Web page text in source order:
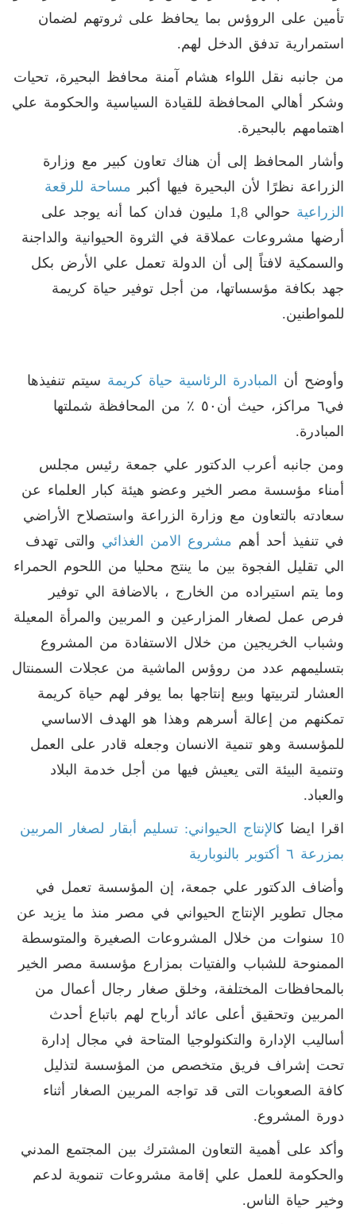
تأمين على الروؤس بما يحافظ على ثروتهم لضمان
استمرارية تدفق الدخل لهم.
من جانبه نقل اللواء هشام آمنة محافظ البحيرة، تحيات
وشكر أهالي المحافظة للقيادة السياسية والحكومة علي
اهتمامهم بالبحيرة.
وأشار المحافظ إلى أن هناك تعاون كبير مع وزارة
الزراعة نظرًا لأن البحيرة فيها أكبر مساحة للرقعة
الزراعية
حوالي 1,8 مليون فدان كما أنه يوجد على
أرضها مشروعات عملاقة في الثروة الحيوانية والداجنة
والسمكية لافتاً إلى أن الدولة تعمل علي الأرض بكل
جهد بكافة مؤسساتها، من أجل توفير حياة كريمة
للمواطنين.
وأوضح أن المبادرة الرئاسية حياة كريمة سيتم تنفيذها
في٦ مراكز، حيث أن٥٠ ٪ من المحافظة شملتها
المبادرة.
ومن جانبه أعرب الدكتور علي جمعة رئيس مجلس
أمناء مؤسسة مصر الخير وعضو هيئة كبار العلماء عن
سعادته بالتعاون مع وزارة الزراعة واستصلاح الأراضي
في تنفيذ أحد أهم مشروع الامن الغذائي والتى تهدف
الي تقليل الفجوة بين ما ينتج محليا من اللحوم الحمراء
وما يتم استيراده من الخارج ، بالاضافة الي توفير
فرص عمل لصغار المزارعين و المربين والمرأة المعيلة
وشباب الخريجين من خلال الاستفادة من المشروع
بتسليمهم عدد من روؤس الماشية من عجلات السمنتال
العشار لتربيتها وبيع إنتاجها بما يوفر لهم حياة كريمة
تمكنهم من إعالة أسرهم وهذا هو الهدف الاساسي
للمؤسسة وهو تنمية الانسان وجعله قادر على العمل
وتنمية البيئة التى يعيش فيها من أجل خدمة البلاد
والعباد.
اقرا ايضا كالإنتاج الحيواني: تسليم أبقار لصغار المربين
بمزرعة ٦ أكتوبر بالنوبارية
وأضاف الدكتور علي جمعة، إن المؤسسة تعمل في
مجال تطوير الإنتاج الحيواني في مصر منذ ما يزيد عن
10 سنوات من خلال المشروعات الصغيرة والمتوسطة
الممنوحة للشباب والفتيات بمزارع مؤسسة مصر الخير
بالمحافظات المختلفة، وخلق صغار رجال أعمال من
المربين وتحقيق أعلى عائد أرباح لهم باتباع أحدث
أساليب الإدارة والتكنولوجيا المتاحة في مجال إدارة
تحت إشراف فريق متخصص من المؤسسة لتذليل
كافة الصعوبات التى قد تواجه المربين الصغار أثناء
دورة المشروع.
وأكد على أهمية التعاون المشترك بين المجتمع المدني
والحكومة للعمل علي إقامة مشروعات تنموية لدعم
وخير حياة الناس.